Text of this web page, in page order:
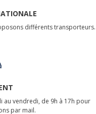
différents transporteurs.
au vendredi, de 9h à 17h pour
par mail.